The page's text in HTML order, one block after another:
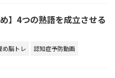
め】4つの熟語を成立させる
め脳トレ 認知症予防動画